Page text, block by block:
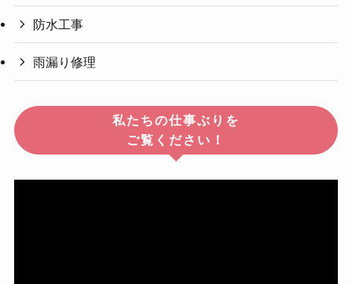
防水工事
雨漏り修理
私たちの仕事ぶりを
ご覧ください！